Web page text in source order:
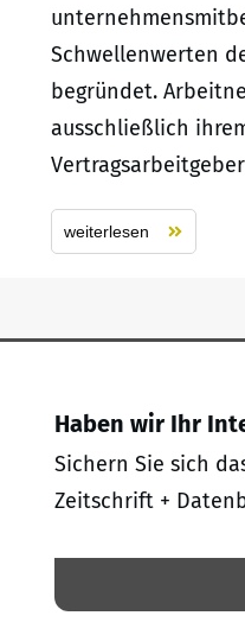
Schwellenwerten
begründet.
ausschließlich
weiterlesen
Haben wir Ihr
Sichern Sie sich
Zeitschrift +